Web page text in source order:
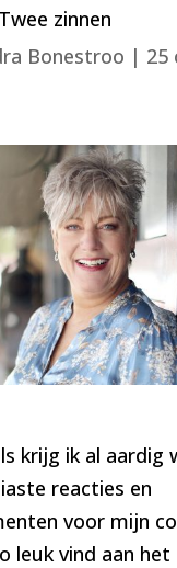
zinnen
Bonestroo | 25
Bosch Fotografie Amsterdam
krijg ik al aardig
reacties en
voor mijn
leuk vind aan het